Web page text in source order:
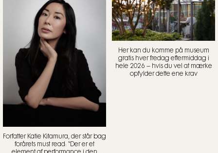
Forfatter Katie Kitamura, der står bag
forårets must read: “Der er et
Her kan du komme på museum
gratis hver fredag eftermiddag i
hele 2026 – hvis du vel at mærke
opfylder dette ene krav